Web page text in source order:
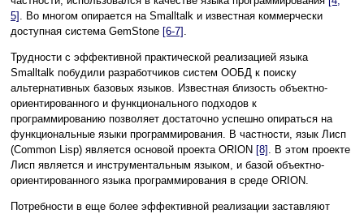
5] . Во многом опирается на Smalltalk и известная коммерчески
доступная система GemStone [6-7] .
Трудности с эффективной практической реализацией языка
Smalltalk побудили разработчиков систем ООБД к поиску
альтернативных базовых языков. Известная близость объектно-
ориентированного и функционального подходов к
программированию позволяет достаточно успешно опираться на
функциональные языки программирования. В частности, язык Лисп
(Common Lisp) является основой проекта ORION [8] . В этом проекте
Лисп является и инструментальным языком, и базой объектно-
ориентированного языка программирования в среде ORION.
Потребности в еще более эффективной реализации заставляют